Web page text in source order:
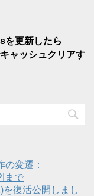
更新したら
ャッシュクリアす
変遷：
まで
復活公開しまし